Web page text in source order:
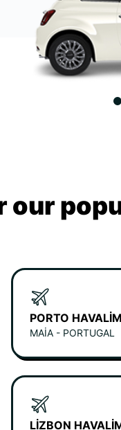
our
PORTO
MAIA - PORTUGAL
LIZBON